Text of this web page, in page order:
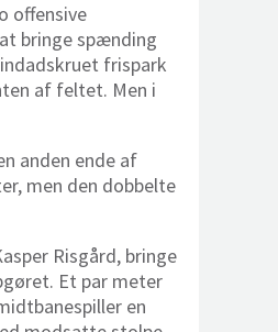
offensive
bringe spænding
frispark
af feltet. Men i
anden ende af
men den dobbelte
Risgård, bringe
Et par meter
en